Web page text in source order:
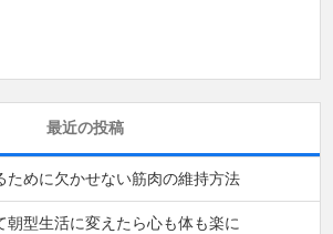
最近の投稿
ために欠かせない筋肉の維持方法
朝型生活に変えたら心も体も楽に